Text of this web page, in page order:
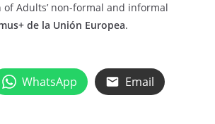
of Adults’ non-formal and informal
de la Unión Europea.
WhatsApp Email